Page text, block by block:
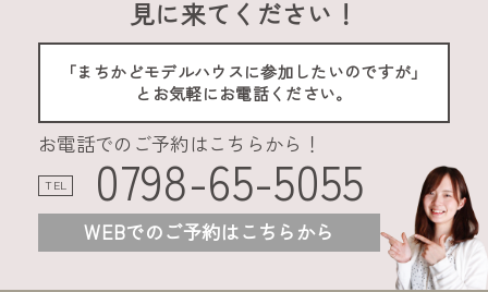
見に来てください！
「まちかどモデルハウスに参加したいのですが」
とお気軽にお電話ください。
お電話でのご予約はこちらから！
TEL 0798-65-5055
WEBでのご予約はこちらから